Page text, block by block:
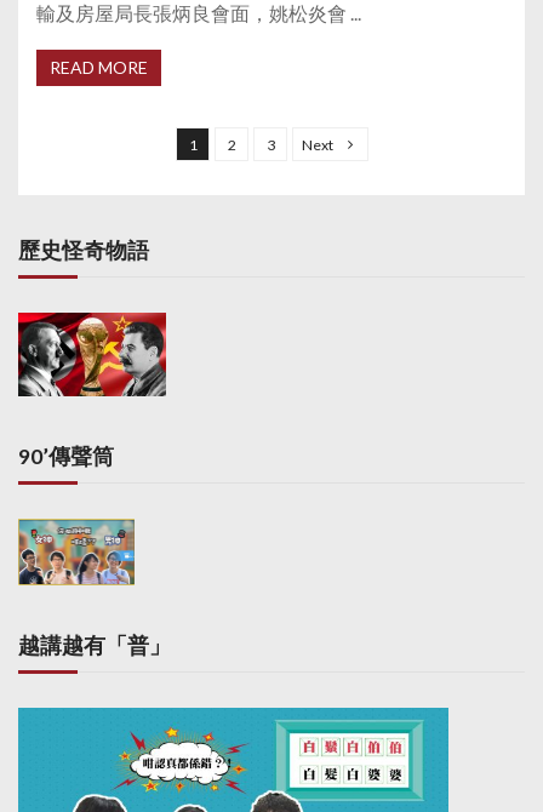
輸及房屋局長張炳良會面，姚松炎會 ...
READ MORE
s
p
a
g
i
a
t
i
o
n
1 2 3 Next
歷史怪奇物語
90’傳聲筒
越講越有「普」